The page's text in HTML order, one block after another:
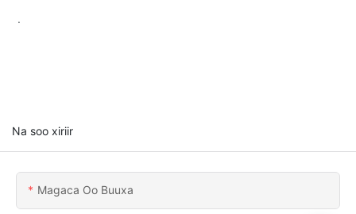
.
Na soo xiriir
Magaca Oo Buuxa